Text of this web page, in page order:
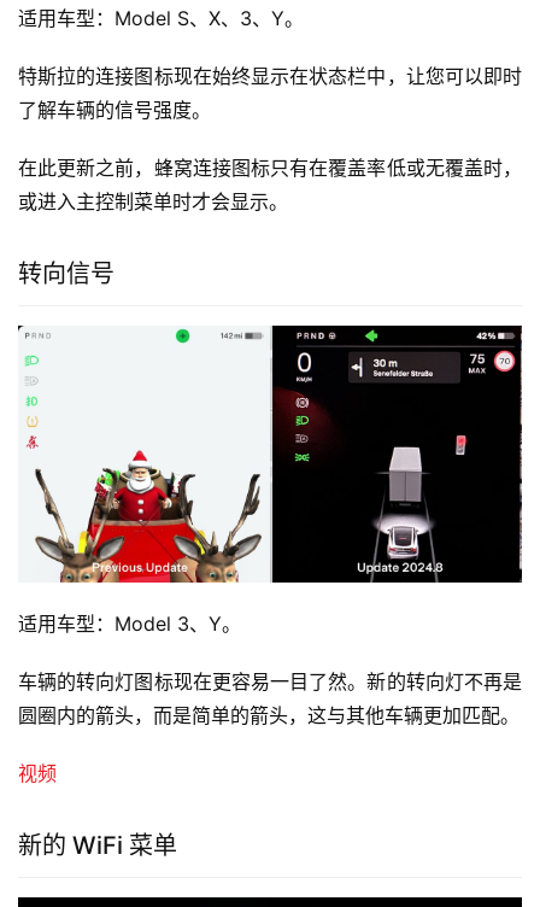
适用车型：Model S、X、3、Y。
特斯拉的连接图标现在始终显示在状态栏中，让您可以即时
了解车辆的信号强度。
在此更新之前，蜂窝连接图标只有在覆盖率低或无覆盖时，
或进入主控制菜单时才会显示。
转向信号
适用车型：Model 3、Y。
车辆的转向灯图标现在更容易一目了然。新的转向灯不再是
圆圈内的箭头，而是简单的箭头，这与其他车辆更加匹配。
视频
新的 WiFi 菜单